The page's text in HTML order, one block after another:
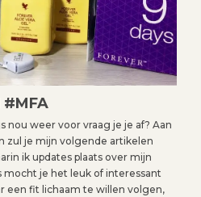
#MFA
nou weer voor vraag je je af? Aan
zul je mijn volgende artikelen
ik updates plaats over mijn
mocht je het leuk of interessant
een fit lichaam te willen volgen,